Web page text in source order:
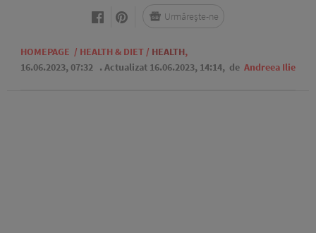
HOMEPAGE / HEALTH & DIET / HEALTH,
16.06.2023, 07:32 . Actualizat 16.06.2023, 14:14, de Andreea Ilie
Urmărește-ne